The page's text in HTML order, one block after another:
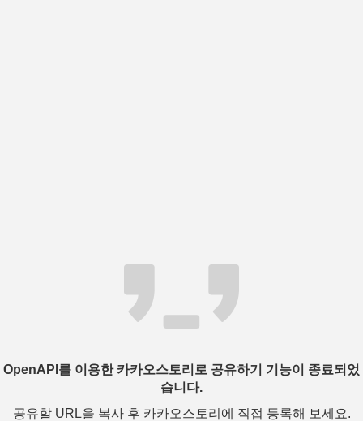
OpenAPI를 이용한 카카오스토리로 공유하기 기능이 종료되었
습니다.
공유할 URL을 복사 후 카카오스토리에 직접 등록해 보세요.